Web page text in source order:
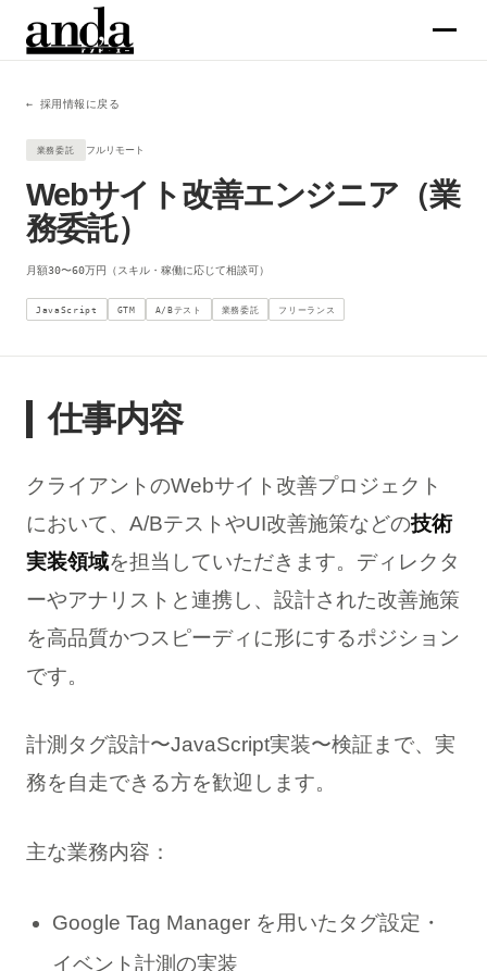
サービス
企業情報
メンバー
求人
お問合せ →
← 採用情報に戻る
業務委託 フルリモート
Webサイト改善エンジニア（業
務委託）
月額30〜60万円（スキル・稼働に応じて相談可）
JavaScript GTM A/Bテスト 業務委託 フリーランス
仕事内容
クライアントのWebサイト改善プロジェクト
において、A/BテストやUI改善施策などの技術
実装領域を担当していただきます。ディレクタ
ーやアナリストと連携し、設計された改善施策
を高品質かつスピーディに形にするポジション
です。
計測タグ設計〜JavaScript実装〜検証まで、実
務を自走できる方を歓迎します。
主な業務内容：
Google Tag Manager を用いたタグ設定・
イベント計測の実装